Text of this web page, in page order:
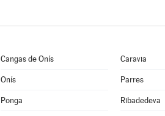
Cangas de Onís Caravia
Onís Parres
Ponga Ribadedeva